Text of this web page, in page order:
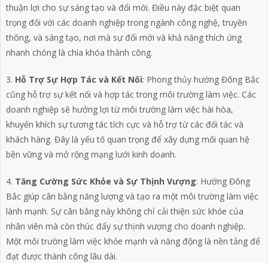
thuận lợi cho sự sáng tạo và đổi mới. Điều này đặc biệt quan
trọng đối với các doanh nghiệp trong ngành công nghệ, truyền
thông, và sáng tạo, nơi mà sự đổi mới và khả năng thích ứng
nhanh chóng là chìa khóa thành công.
3. Hỗ Trợ Sự Hợp Tác và Kết Nối: Phong thủy hướng Đông Bắc
cũng hỗ trợ sự kết nối và hợp tác trong môi trường làm việc. Các
doanh nghiệp sẽ hưởng lợi từ môi trường làm việc hài hòa,
khuyến khích sự tương tác tích cực và hỗ trợ từ các đối tác và
khách hàng. Đây là yếu tố quan trọng để xây dựng mối quan hệ
bền vững và mở rộng mạng lưới kinh doanh.
4. Tăng Cường Sức Khỏe và Sự Thịnh Vượng: Hướng Đông
Bắc giúp cân bằng năng lượng và tạo ra một môi trường làm việc
lành mạnh. Sự cân bằng này không chỉ cải thiện sức khỏe của
nhân viên mà còn thúc đẩy sự thịnh vượng cho doanh nghiệp.
Một môi trường làm việc khỏe mạnh và năng động là nền tảng để
đạt được thành công lâu dài.